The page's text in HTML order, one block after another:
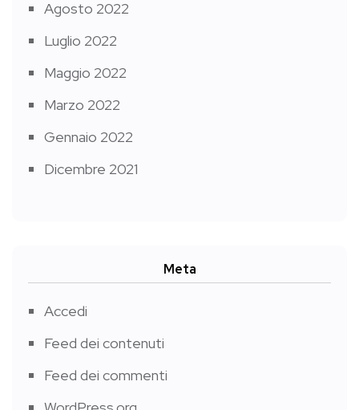
Agosto 2022
Luglio 2022
Maggio 2022
Marzo 2022
Gennaio 2022
Dicembre 2021
Meta
Accedi
Feed dei contenuti
Feed dei commenti